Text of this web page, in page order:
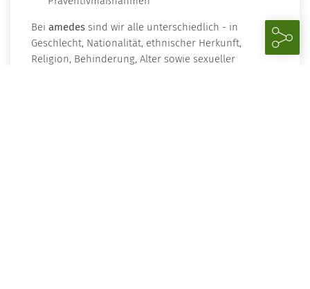
Bei amedes sind wir alle unterschiedlich - in
Geschlecht, Nationalität, ethnischer Herkunft,
Religion, Behinderung, Alter sowie sexueller